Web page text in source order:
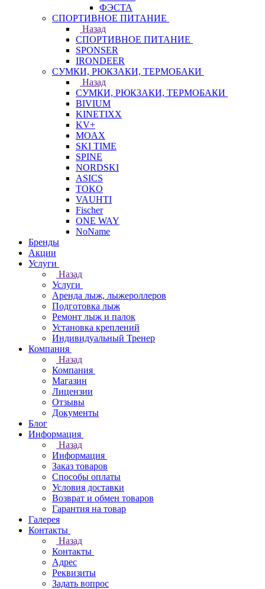
ФЭСТА
СПОРТИВНОЕ ПИТАНИЕ
Назад
СПОРТИВНОЕ ПИТАНИЕ
SPONSER
IRONDEER
СУМКИ, РЮКЗАКИ, ТЕРМОБАКИ
Назад
СУМКИ, РЮКЗАКИ, ТЕРМОБАКИ
BIVIUM
KINETIXX
KV+
MOAX
SKI TIME
SPINE
NORDSKI
ASICS
TOKO
VAUHTI
Fischer
ONE WAY
NoName
Бренды
Акции
Услуги
Назад
Услуги
Аренда лыж, лыжероллеров
Подготовка лыж
Ремонт лыж и палок
Установка креплений
Индивидуальный Тренер
Компания
Назад
Компания
Магазин
Лицензии
Отзывы
Документы
Блог
Информация
Назад
Информация
Заказ товаров
Способы оплаты
Условия доставки
Возврат и обмен товаров
Гарантия на товар
Галерея
Контакты
Назад
Контакты
Адрес
Реквизиты
Задать вопрос